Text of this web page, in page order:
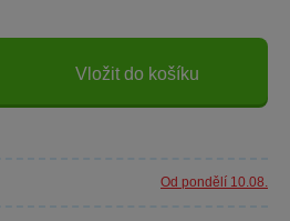
Vložit do košíku
Od pondělí 10.08.